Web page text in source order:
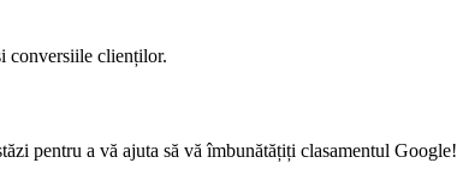
conversiile clienților.
pentru a vă ajuta să vă îmbunătățiți clasamentul Google!